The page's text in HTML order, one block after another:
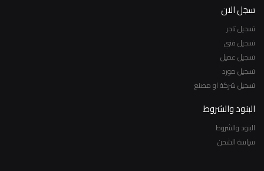
سجل الان
تسجيل تاجر
تسجيل فني
تسجيل عميل
تسجيل مورد
تسجيل شركة او مصنع
البنود والشروط
البنود والشروط
سياسة الشحن